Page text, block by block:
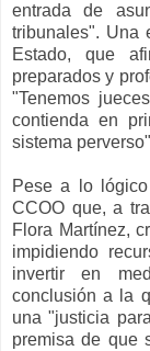
entrada de
tribunales". Una
Estado, que
preparados y
"Tenemos
contienda en
sistema
Pese a lo
CCOO que, a
Flora Martínez,
impidiendo
invertir en
conclusión a la
una "justicia
premisa de que